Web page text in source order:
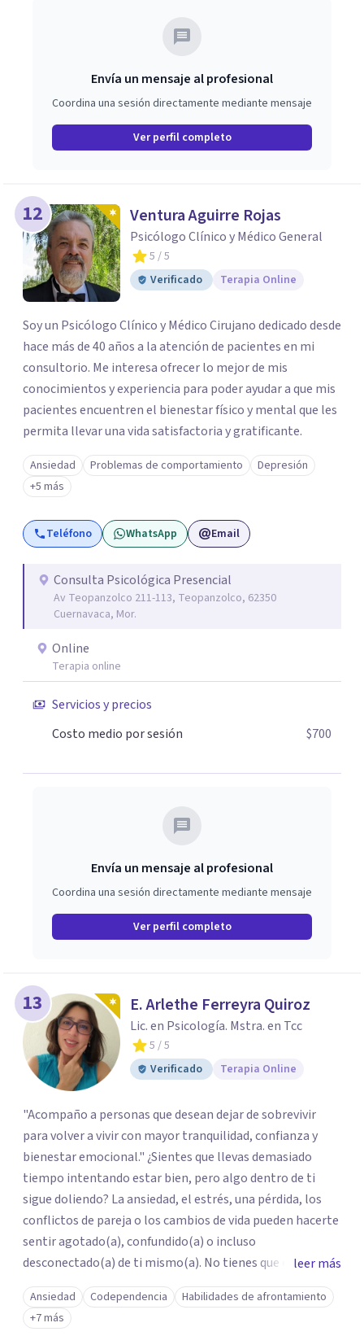
Envía un mensaje al profesional
Coordina una sesión directamente mediante mensaje
Ver perfil completo
12 Ventura Aguirre Rojas
Psicólogo Clínico y Médico General
5 / 5
Verificado
Terapia Online
Soy un Psicólogo Clínico y Médico Cirujano dedicado desde
hace más de 40 años a la atención de pacientes en mi
consultorio. Me interesa ofrecer lo mejor de mis
conocimientos y experiencia para poder ayudar a que mis
pacientes encuentren el bienestar físico y mental que les
permita llevar una vida satisfactoria y gratificante.
Ansiedad Problemas de comportamiento
Depresión
+5 más
Teléfono WhatsApp Email
Consulta Psicológica Presencial
Av Teopanzolco 211-113, Teopanzolco, 62350
Cuernavaca, Mor.
Online
Terapia online
Servicios y precios
Costo medio por sesión
$700
Envía un mensaje al profesional
Coordina una sesión directamente mediante mensaje
Ver perfil completo
13 E. Arlethe Ferreyra Quiroz
Lic. en Psicología. Mstra. en Tcc
5 / 5
Verificado
Terapia Online
"Acompaño a personas que desean dejar de sobrevivir
para volver a vivir con mayor tranquilidad, confianza y
bienestar emocional." ¿Sientes que llevas demasiado
tiempo intentando estar bien, pero algo dentro de ti
sigue doliendo? La ansiedad, el estrés, una pérdida, los
conflictos de pareja o los cambios de vida pueden hacerte
sentir agotado(a), confundido(a) o incluso
desconectado(a) de ti mismo(a). No tienes que enfrentar
este proceso en soledad. Te ofrezco un espacio seguro,
libre de juicios y basado en la empatía, el respeto y la
confidencialidad, donde juntos comprenderemos qué está
leer más
Ansiedad Codependencia
Habilidades de afrontamiento
+7 más